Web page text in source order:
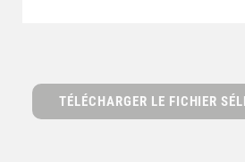
TÉLÉCHARGER LE FICHIER